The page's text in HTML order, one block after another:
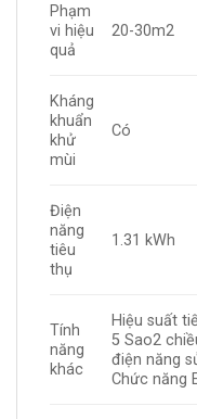
Phạm
vi hiệu
quả
20-30m2
Kháng
khuẩn
khử
mùi
Có
Điện
năng
tiêu
thụ
1.31 kWh
Tính
năng
khác
Hiệu suất
5 Sao2
điện năng
Chức năng